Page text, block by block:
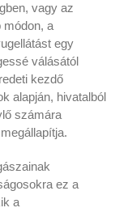
vagy az
módon, a
egy
válásától
kezdő
alapján, hivatalból
számára
ez a
a